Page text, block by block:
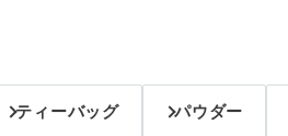
ティーバッグ パウダー